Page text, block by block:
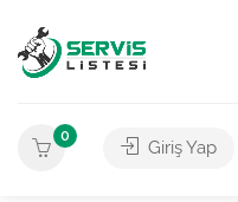
0
Giriş Yap